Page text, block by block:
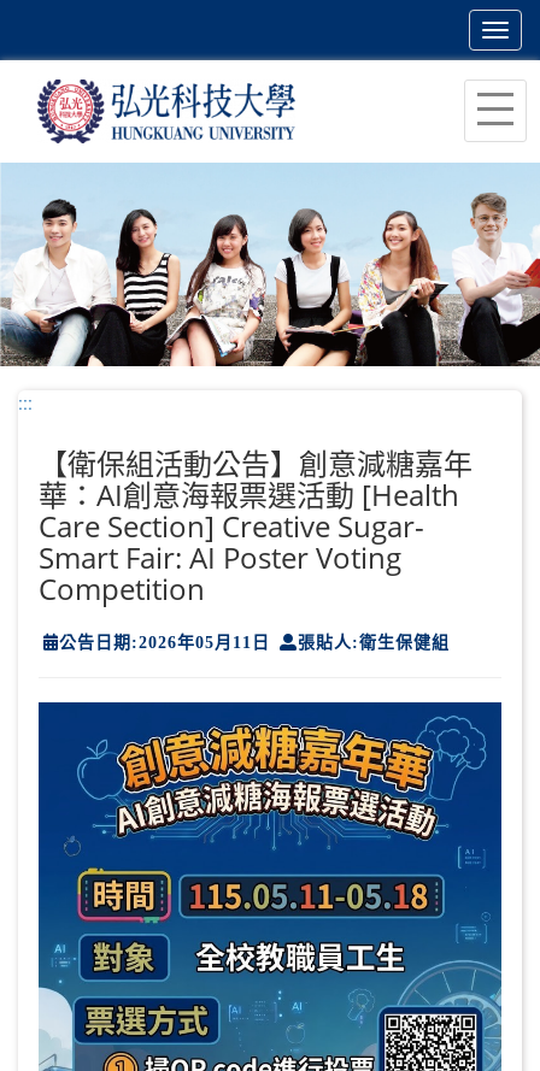
主
容
區
塊
:::
【衛保組活動公告】創意減糖嘉年
華：AI創意海報票選活動 [Health
Care Section] Creative Sugar-
Smart Fair: AI Poster Voting
Competition
公告日期:2026年05月11日 張貼人:衛生保健組